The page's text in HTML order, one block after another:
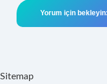
Sitemap